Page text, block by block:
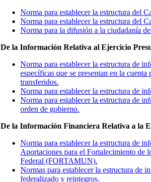
Norma para establecer la estructura del
Norma para establecer la estructura del
Norma para la difusión a la ciudadanía
De la Información Relativa al Ejercicio
Norma para establecer la estructura de
específicas que se presentan en la
transferidos.
Norma para establecer la estructura de
Norma para establecer la estructura de
orden de gobierno.
De la Información Financiera Relativa a la
Norma para establecer la estructura de
Aportaciones para el Fortalecimiento de
Federal (FORTAMUN).
Normas para establecer la estructura de
federalizado y reintegros.